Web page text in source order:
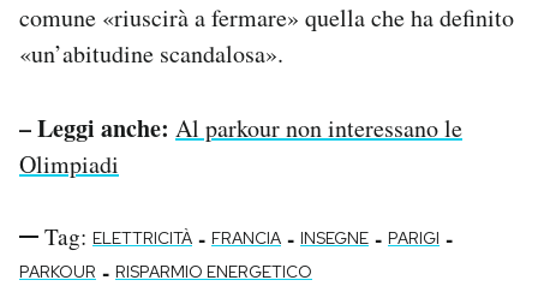
comune «riuscirà a fermare» quella che ha definito
«un’abitudine scandalosa».
– Leggi anche: Al parkour non interessano le
Olimpiadi
Tag: ELETTRICITÀ - FRANCIA - INSEGNE - PARIGI -
PARKOUR - RISPARMIO ENERGETICO